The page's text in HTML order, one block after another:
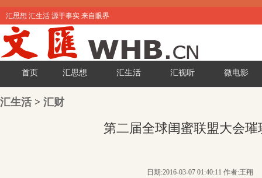
汇思想 汇生活 源于事实 来自眼界
首页 汇思想 汇生活 汇视听 微电影
汇生活> 汇财
第二届全球闺蜜联盟大会璀
日期:2016-03-07 01:40:11 作者:王翔